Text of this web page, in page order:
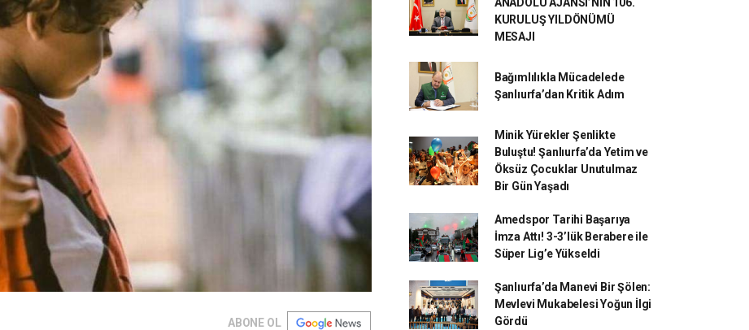
ABONE OL
KURULUŞ YILDÖNÜMÜ
MESAJI
Bağımlılıkla Mücadelede
Şanlıurfa’dan Kritik Adım
Minik Yürekler Şenlikte
Buluştu! Şanlıurfa’da Yetim ve
Öksüz Çocuklar Unutulmaz
Bir Gün Yaşadı
Amedspor Tarihi Başarıya
İmza Attı! 3-3’lük Berabere ile
Süper Lig’e Yükseldi
Şanlıurfa’da Manevi Bir Şölen:
Mevlevi Mukabelesi Yoğun İlgi
Gördü